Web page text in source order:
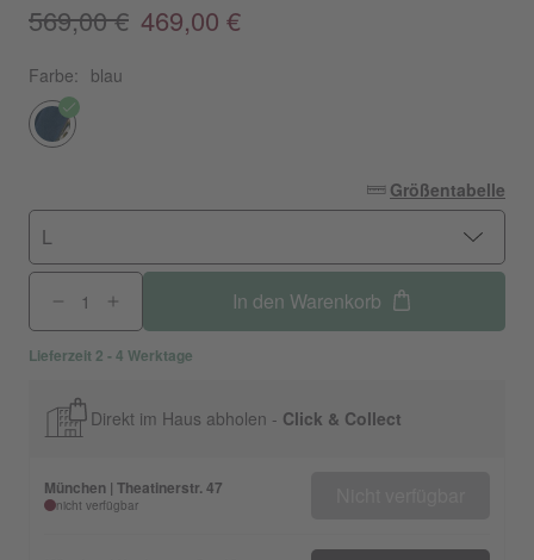
569,00 € 469,00 €
Farbe: blau
Größentabelle
L
In den Warenkorb
Lieferzeit 2 - 4 Werktage
Direkt im Haus abholen - Click & Collect
München | Theatinerstr. 47
nicht verfügbar